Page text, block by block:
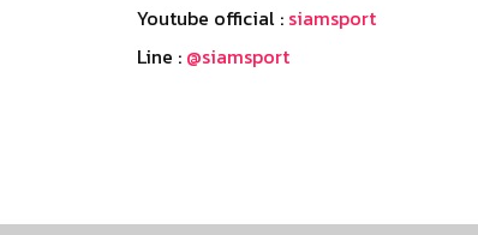
Youtube official : siamsport
Line : @siamsport